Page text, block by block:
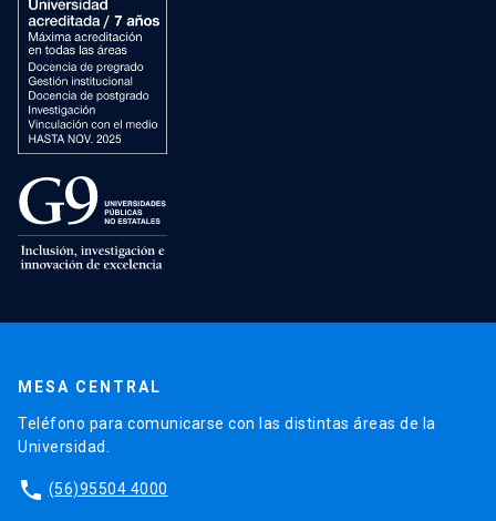
MESA CENTRAL
Teléfono para comunicarse con las distintas áreas de la
Universidad.
phone (56)95504 4000